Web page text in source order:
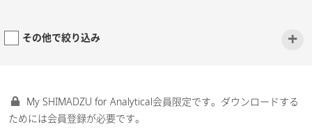
その他で絞り込み +
My SHIMADZU for Analytical会員限定です。ダウンロードする
ためには会員登録が必要です。